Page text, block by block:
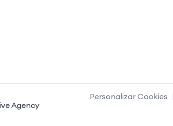
Agency
Personalizar Cookies